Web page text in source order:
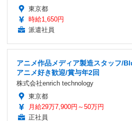
東京都
時給1,650円
派遣社員
アニメ作品メディア製造スタッフ/
アニメ好き歓迎/賞与年2回
株式会社enrich technology
東京都
月給29万7,900円～50万円
正社員